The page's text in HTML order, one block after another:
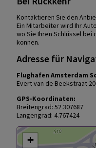
Kontaktieren Sie den
Ein Mitarbeiter wird Ihr
wo Sie Ihren Schlüssel bei
können.
Adresse für
Flughafen Amsterdam
Evert van de Beekstraat
GPS-Koordinaten:
Breitengrad: 52.307687
Längengrad: 4.767424
+